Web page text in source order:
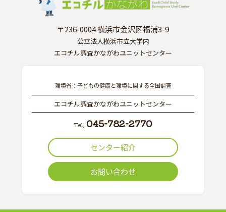
〒236-0004 横浜市金沢区福浦3-9
公立法人横浜市立大学内
エコチル調査かながわユニットセンター
環境省：子どもの健康と環境に関する全国調査
エコチル調査かながわユニットセンター
Tel. 045-782-2770
センター紹介
お問い合わせ